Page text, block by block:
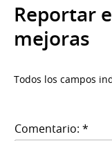
Reportar
mejoras
Todos los campos
Comentario: *